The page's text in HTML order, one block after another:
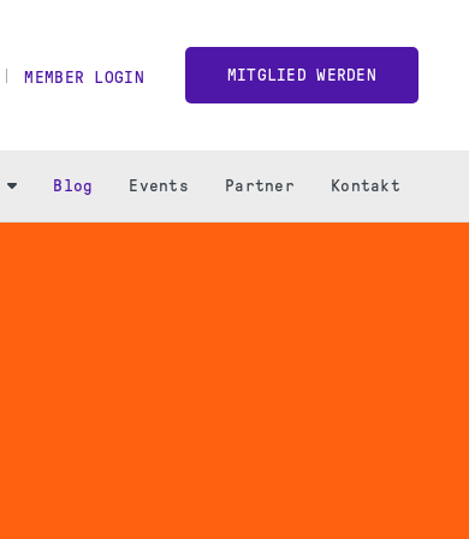
MEMBER LOGIN MITGLIED WERDEN
Blog Events Partner Kontakt